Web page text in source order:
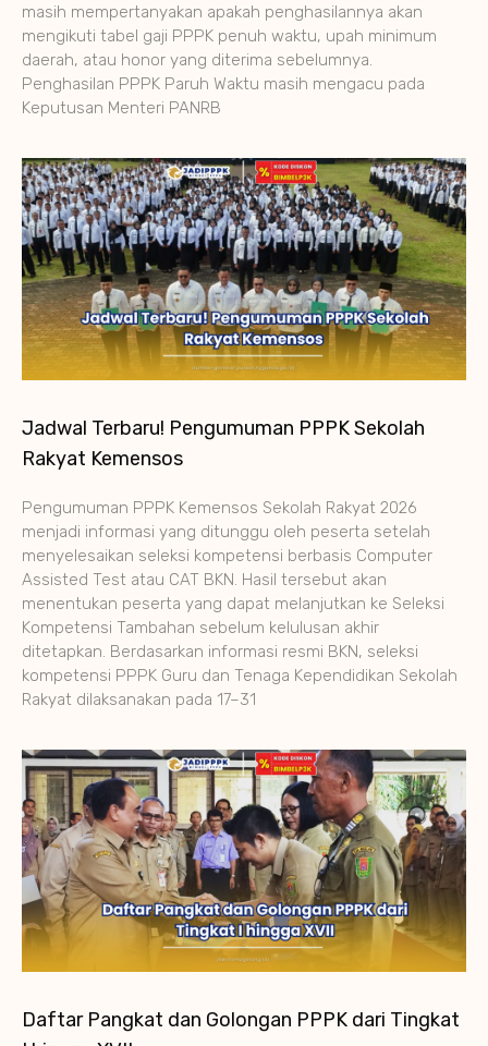
masih mempertanyakan apakah penghasilannya akan
mengikuti tabel gaji PPPK penuh waktu, upah minimum
daerah, atau honor yang diterima sebelumnya.
Penghasilan PPPK Paruh Waktu masih mengacu pada
Keputusan Menteri PANRB
Jadwal Terbaru! Pengumuman PPPK Sekolah
Rakyat Kemensos
Pengumuman PPPK Kemensos Sekolah Rakyat 2026
menjadi informasi yang ditunggu oleh peserta setelah
menyelesaikan seleksi kompetensi berbasis Computer
Assisted Test atau CAT BKN. Hasil tersebut akan
menentukan peserta yang dapat melanjutkan ke Seleksi
Kompetensi Tambahan sebelum kelulusan akhir
ditetapkan. Berdasarkan informasi resmi BKN, seleksi
kompetensi PPPK Guru dan Tenaga Kependidikan Sekolah
Rakyat dilaksanakan pada 17–31
Daftar Pangkat dan Golongan PPPK dari Tingkat